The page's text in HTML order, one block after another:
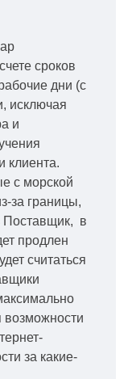
сроков
дни (с
исключая
и
клиента.
с морской
за границы,
Поставщик, в
продлен
считаться
возможности
за какие-